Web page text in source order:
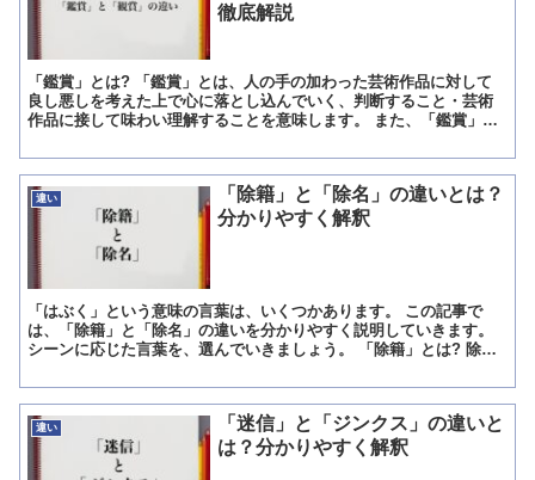
徹底解説
「鑑賞」とは? 「鑑賞」とは、人の手の加わった芸術作品に対して
良し悪しを考えた上で心に落とし込んでいく、判断すること・芸術
作品に接して味わい理解することを意味します。 また、「鑑賞」の
違い
「除籍」と「除名」の違いとは？
分かりやすく解釈
「はぶく」という意味の言葉は、いくつかあります。 この記事で
は、「除籍」と「除名」の違いを分かりやすく説明していきます。
シーンに応じた言葉を、選んでいきましょう。 「除籍」とは? 除籍
違い
「迷信」と「ジンクス」の違いと
は？分かりやすく解釈